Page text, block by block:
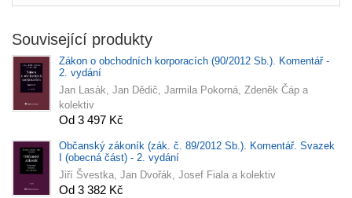
Související produkty
Zákon o obchodních korporacích (90/2012 Sb.). Komentář -
2. vydání
Jan Lasák, Jan Dědič, Jarmila Pokorná, Zdeněk Čáp a
kolektiv
Od 3 497 Kč
Občanský zákoník (zák. č. 89/2012 Sb.). Komentář. Svazek
I (obecná část) - 2. vydání
Jiří Švestka, Jan Dvořák, Josef Fiala a kolektiv
Od 3 382 Kč